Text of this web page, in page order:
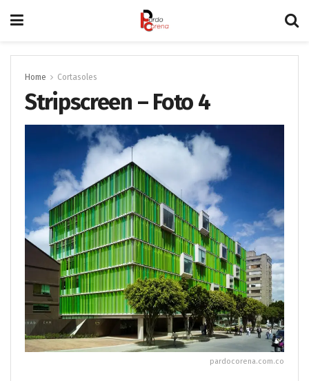
Home Cortasoles
Stripscreen – Foto 4
pardocorena.com.co